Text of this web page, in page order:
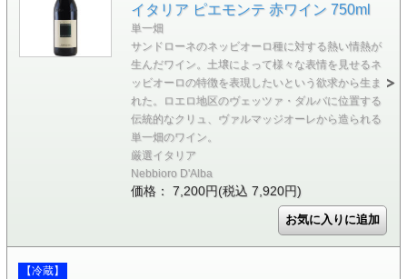
イタリア ピエモンテ 赤ワイン 750ml
単一畑
サンドローネのネッビオーロ種に対する熱い情熱が
生んだワイン。土壌によって様々な表情を見せるネ
ッビオーロの特徴を表現したいという欲求から生ま
れた。ロエロ地区のヴェッツァ・ダルバに位置する
伝統的なクリュ、ヴァルマッジオーレから造られる
単一畑のワイン。
厳選イタリア
Nebbioro D'Alba
価格： 7,200円(税込 7,920円)
【冷蔵】